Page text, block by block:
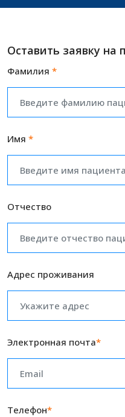
Оставить заявку на
Фамилия *
Имя *
Отчество
Адрес проживания
Электронная почта*
Телефон*